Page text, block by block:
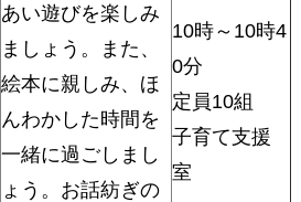
あい遊びを楽しみ
ましょう。また、
絵本に親しみ、ほ
んわかした時間を
一緒に過ごしまし
ょう。お話紡ぎの
10時～10時4
0分
定員10組
子育て支援
室